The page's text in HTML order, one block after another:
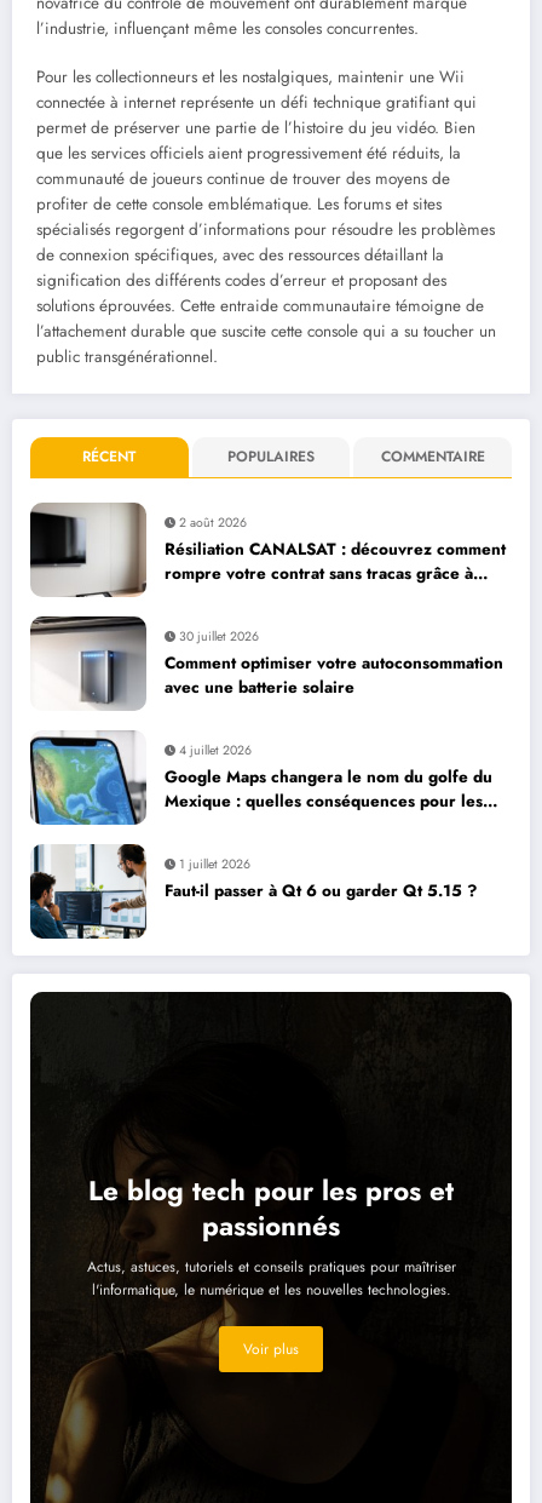
l’industrie, influençant même les consoles concurrentes.
Pour les collectionneurs et les nostalgiques, maintenir une Wii
connectée à internet représente un défi technique gratifiant qui
permet de préserver une partie de l’histoire du jeu vidéo. Bien
que les services officiels aient progressivement été réduits, la
communauté de joueurs continue de trouver des moyens de
profiter de cette console emblématique. Les forums et sites
spécialisés regorgent d’informations pour résoudre les problèmes
de connexion spécifiques, avec des ressources détaillant la
signification des différents codes d’erreur et proposant des
solutions éprouvées. Cette entraide communautaire témoigne de
l’attachement durable que suscite cette console qui a su toucher un
public transgénérationnel.
RÉCENT POPULAIRES COMMENTAIRE
2 août 2026
Résiliation CANALSAT : découvrez comment
rompre votre contrat sans tracas grâce à
30 juillet 2026
Comment optimiser votre autoconsommation
avec une batterie solaire
4 juillet 2026
Google Maps changera le nom du golfe du
Mexique : quelles conséquences pour les
1 juillet 2026
Faut-il passer à Qt 6 ou garder Qt 5.15 ?
Le blog tech pour les pros et
passionnés
Actus, astuces, tutoriels et conseils pratiques pour maîtriser
l'informatique, le numérique et les nouvelles technologies.
Voir plus